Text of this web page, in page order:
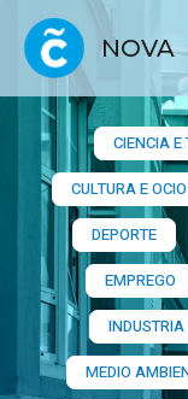
NOVA
CIENCIA
CULTURA E OCIO
DEPORTE
EMPREGO
INDUSTRIA
MEDIO